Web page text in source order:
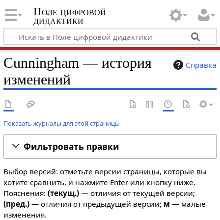
Поле цифровой
дидактики
Справка
Cunningham — история
изменений
Показать журналы для этой страницы
Фильтровать правки
Выбор версий: отметьте версии страницы, которые вы
хотите сравнить, и нажмите Enter или кнопку ниже.
Пояснения: (текущ.)— отличия от текущей версии;
(пред.)— отличия от предыдущей версии; м — малые
изменения.